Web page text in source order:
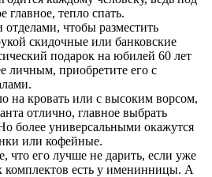
главное, тепло спать.
чтобы разместить
скидочные или банковские
подарок на юбилей 60 лет
личным, приобретите его с
на кровать или с высоким ворсом,
отлично, главное выбрать
более универсальными окажутся
или кофейные.
что его лучше не дарить, если уже
комплектов есть у именинницы. А